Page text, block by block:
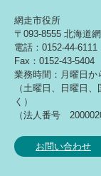
網走市役所
〒093-8555 北海道
電話：0152-44-6111
Fax：0152-43-5404
業務時間：月曜日か
（土曜日、日曜日
く）
（法人番号
お問い合わせ